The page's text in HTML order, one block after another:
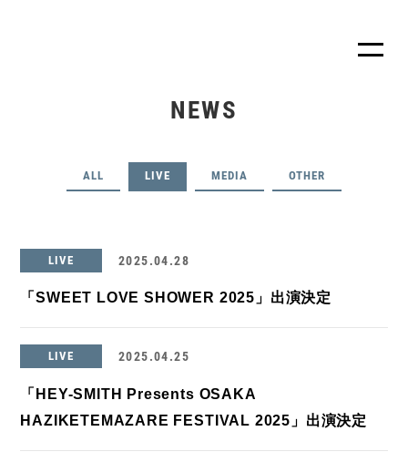
NEWS
ALL LIVE MEDIA OTHER
LIVE 2025.04.28
「SWEET LOVE SHOWER 2025」出演決定
LIVE 2025.04.25
「HEY-SMITH Presents OSAKA
HAZIKETEMAZARE FESTIVAL 2025」出演決定